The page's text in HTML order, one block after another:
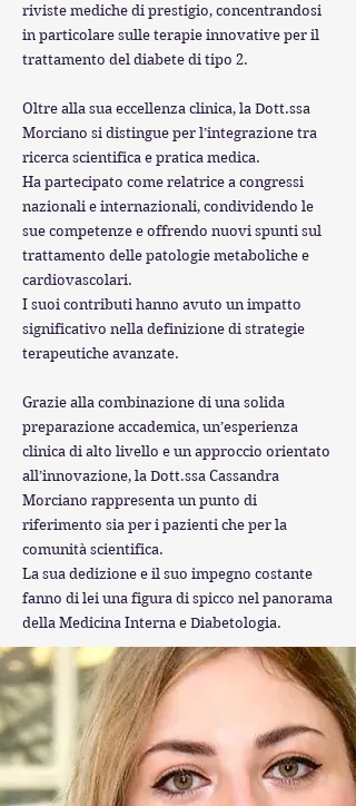
riviste mediche di prestigio, concentrandosi
in particolare sulle terapie innovative per il
trattamento del diabete di tipo 2.
Oltre alla sua eccellenza clinica, la Dott.ssa
Morciano si distingue per l’integrazione tra
ricerca scientifica e pratica medica.
Ha partecipato come relatrice a congressi
nazionali e internazionali, condividendo le
sue competenze e offrendo nuovi spunti sul
trattamento delle patologie metaboliche e
cardiovascolari.
I suoi contributi hanno avuto un impatto
significativo nella definizione di strategie
terapeutiche avanzate.
Grazie alla combinazione di una solida
preparazione accademica, un’esperienza
clinica di alto livello e un approccio orientato
all’innovazione, la Dott.ssa Cassandra
Morciano rappresenta un punto di
riferimento sia per i pazienti che per la
comunità scientifica.
La sua dedizione e il suo impegno costante
fanno di lei una figura di spicco nel panorama
della Medicina Interna e Diabetologia.